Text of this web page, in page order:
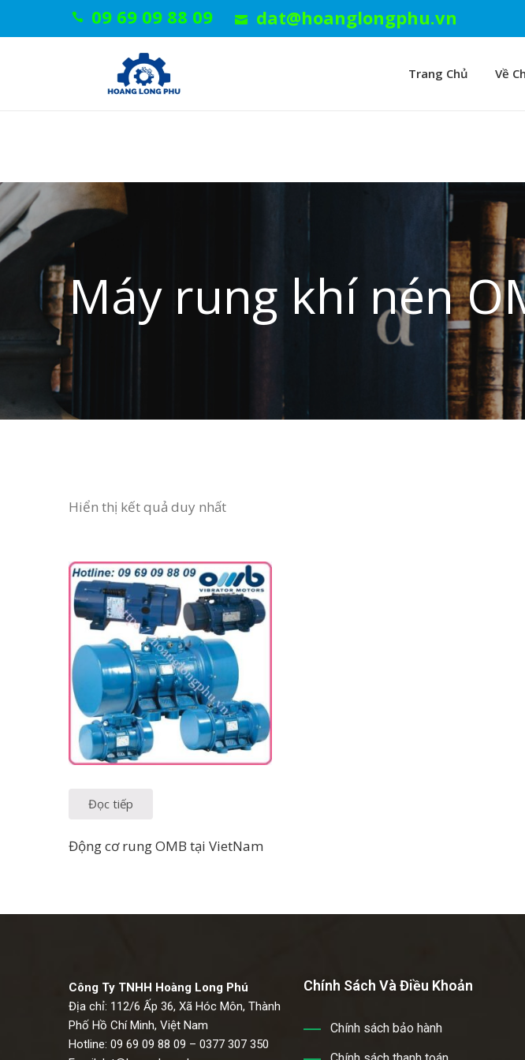
09 69 09 88 09 dat@hoanglongphu.vn
Trang Chủ Về
Máy rung khí nén
Hiển thị kết quả duy nhất
Đọc tiếp
Động cơ rung OMB tại VietNam
Công Ty TNHH Hoàng Long Phú
Địa chỉ: 112/6 Ấp 36, Xã Hóc Môn, Thành
Phố Hồ Chí Minh, Việt Nam
Hotline: 09 69 09 88 09 – 0377 307 350
Chính Sách Và Điều Khoản
Chính sách bảo hành